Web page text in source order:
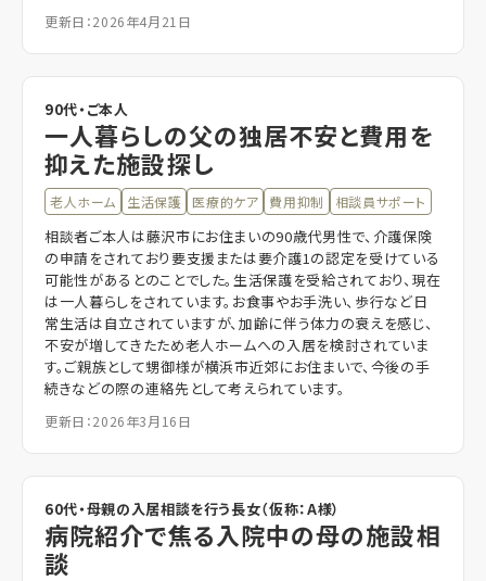
更新日：2026年4月21日
90代・ご本人
一人暮らしの父の独居不安と費用を
抑えた施設探し
老人ホーム 生活保護 医療的ケア 費用抑制 相談員サポート
相談者ご本人は藤沢市にお住まいの90歳代男性で、介護保険
の申請をされており要支援または要介護1の認定を受けている
可能性があるとのことでした。生活保護を受給されており、現在
は一人暮らしをされています。お食事やお手洗い、歩行など日
常生活は自立されていますが、加齢に伴う体力の衰えを感じ、
不安が増してきたため老人ホームへの入居を検討されていま
す。ご親族として甥御様が横浜市近郊にお住まいで、今後の手
続きなどの際の連絡先として考えられています。
更新日：2026年3月16日
60代・母親の入居相談を行う長女（仮称：A様）
病院紹介で焦る入院中の母の施設相
談